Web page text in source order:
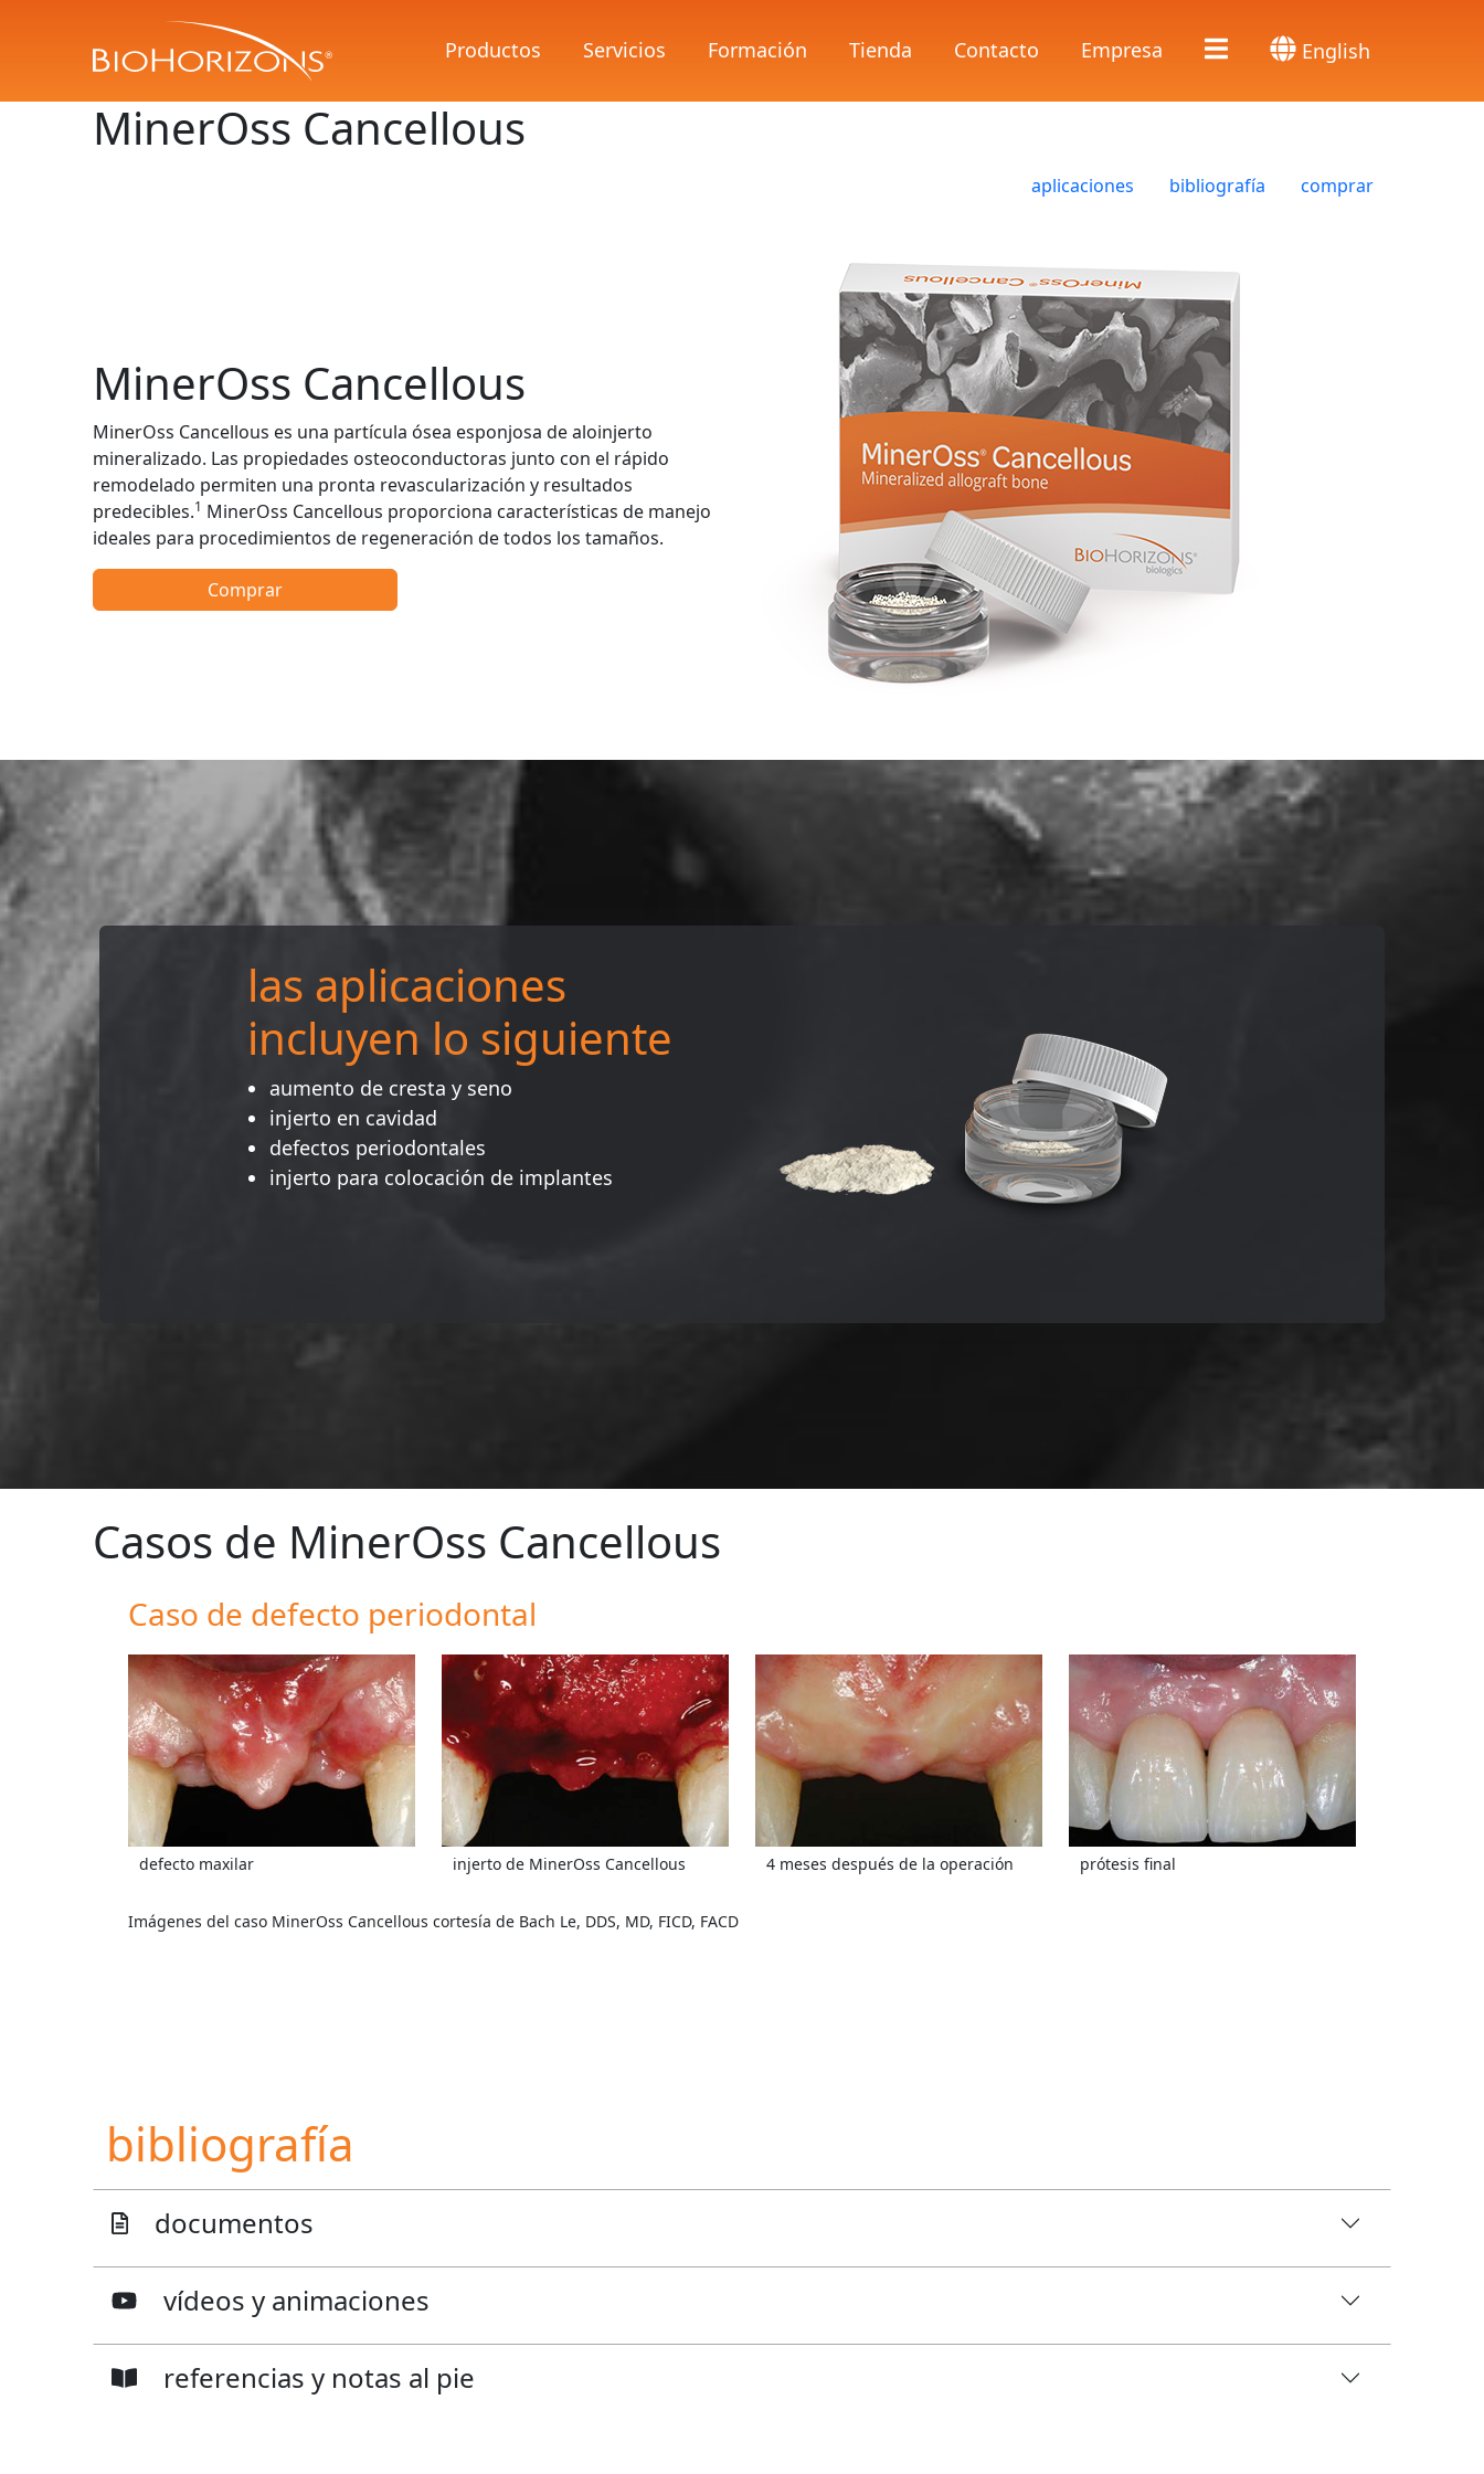
Productos Servicios Formación Tienda Contacto Empresa English
MinerOss Cancellous
aplicaciones bibliografía comprar
MinerOss Cancellous
MinerOss Cancellous es una partícula ósea esponjosa de aloinjerto
mineralizado. Las propiedades osteoconductoras junto con el rápido
remodelado permiten una pronta revascularización y resultados
predecibles.1 MinerOss Cancellous proporciona características de manejo
ideales para procedimientos de regeneración de todos los tamaños.
Comprar
las aplicaciones
incluyen lo siguiente
aumento de cresta y seno
injerto en cavidad
defectos periodontales
injerto para colocación de implantes
Casos de MinerOss Cancellous
Caso de defecto periodontal
defecto maxilar injerto de MinerOss Cancellous 4 meses después de la operación prótesis final
Imágenes del caso MinerOss Cancellous cortesía de Bach Le, DDS, MD, FICD, FACD
bibliografía
documentos
vídeos y animaciones
referencias y notas al pie